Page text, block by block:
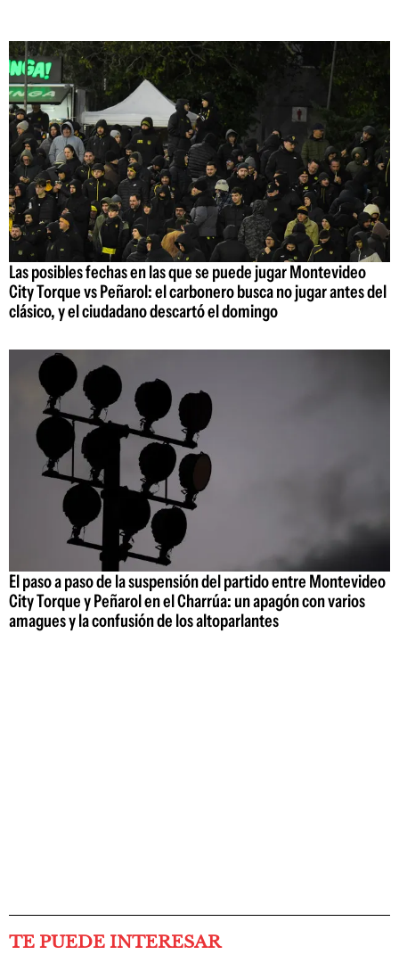
Las posibles fechas en las que se puede jugar Montevideo
City Torque vs Peñarol: el carbonero busca no jugar antes del
clásico, y el ciudadano descartó el domingo
El paso a paso de la suspensión del partido entre Montevideo
City Torque y Peñarol en el Charrúa: un apagón con varios
amagues y la confusión de los altoparlantes
TE PUEDE INTERESAR